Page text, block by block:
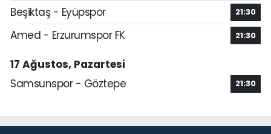
Beşiktaş - Eyüpspor 21:30
Amed - Erzurumspor FK 21:30
17 Ağustos, Pazartesi
Samsunspor - Göztepe
21:30